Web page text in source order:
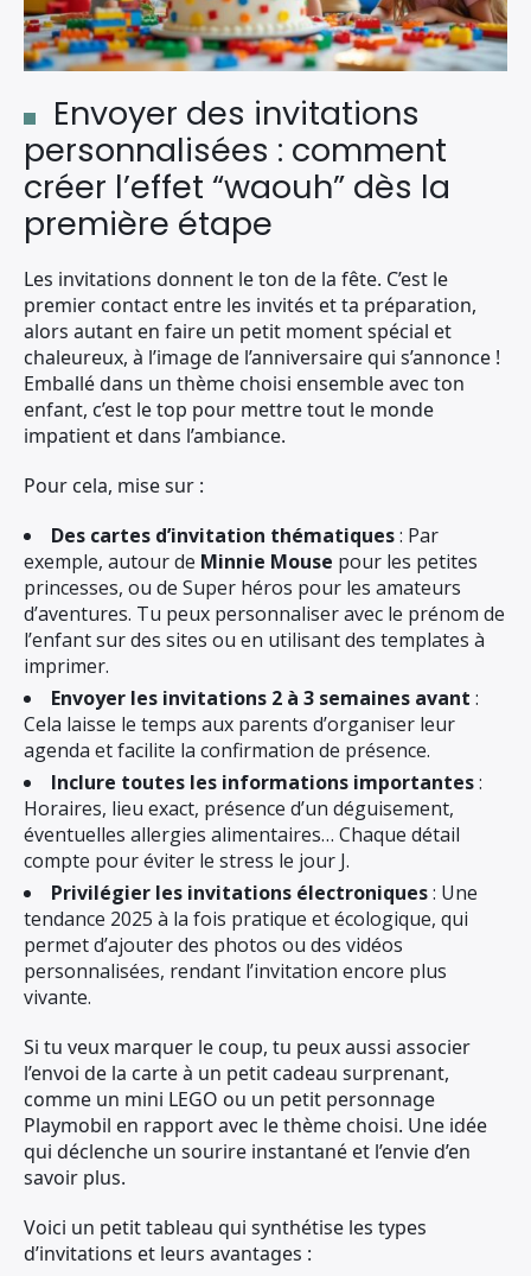
Envoyer des invitations
personnalisées : comment
créer l’effet “waouh” dès la
première étape
Les invitations donnent le ton de la fête. C’est le
premier contact entre les invités et ta préparation,
alors autant en faire un petit moment spécial et
chaleureux, à l’image de l’anniversaire qui s’annonce !
Emballé dans un thème choisi ensemble avec ton
enfant, c’est le top pour mettre tout le monde
impatient et dans l’ambiance.
Pour cela, mise sur :
Des cartes d’invitation thématiques: Par
exemple, autour de Minnie Mouse pour les petites
princesses, ou de Super héros pour les amateurs
d’aventures. Tu peux personnaliser avec le prénom de
l’enfant sur des sites ou en utilisant des templates à
imprimer.
Envoyer les invitations 2 à 3 semaines avant :
Cela laisse le temps aux parents d’organiser leur
agenda et facilite la confirmation de présence.
Inclure toutes les informations importantes:
Horaires, lieu exact, présence d’un déguisement,
éventuelles allergies alimentaires… Chaque détail
compte pour éviter le stress le jour J.
Privilégier les invitations électroniques: Une
tendance 2025 à la fois pratique et écologique, qui
permet d’ajouter des photos ou des vidéos
personnalisées, rendant l’invitation encore plus
vivante.
Si tu veux marquer le coup, tu peux aussi associer
l’envoi de la carte à un petit cadeau surprenant,
comme un mini LEGO ou un petit personnage
Playmobil en rapport avec le thème choisi. Une idée
qui déclenche un sourire instantané et l’envie d’en
savoir plus.
Voici un petit tableau qui synthétise les types
d’invitations et leurs avantages :